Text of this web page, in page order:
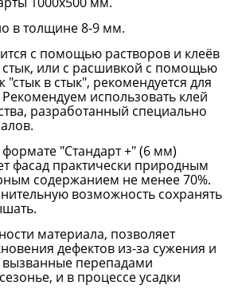
в толщине 8-9 мм.
с помощью растворов и клеёв
стык, или с расшивкой с помощью
в стык", рекомендуется для
использовать клей
разработанный специально
"Стандарт +" (6 мм)
фасад практически природным
содержанием не менее 70%.
возможность сохранять
материала, позволяет
дефектов из-за сужения и
перепадами
и в процессе усадки